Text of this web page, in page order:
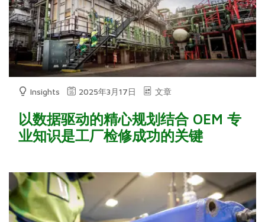
Insights 2025年3月17日 文章
以数据驱动的精心规划结合 OEM 专
业知识是工厂检修成功的关键